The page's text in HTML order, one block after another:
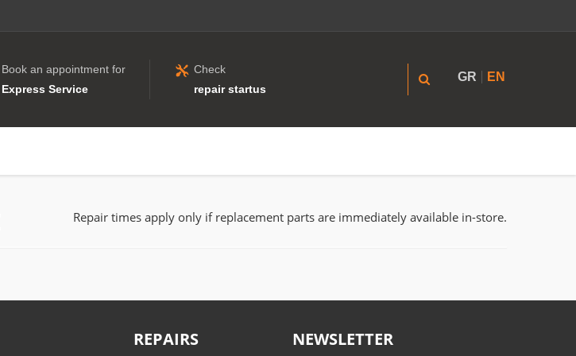
Book an appointment for
Express Service
Check
repair startus
GR EN
Repair times apply only if replacement parts are immediately available in-store.
REPAIRS NEWSLETTER